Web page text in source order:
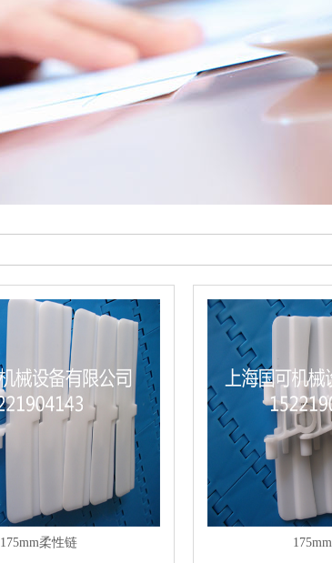
175mm柔性链